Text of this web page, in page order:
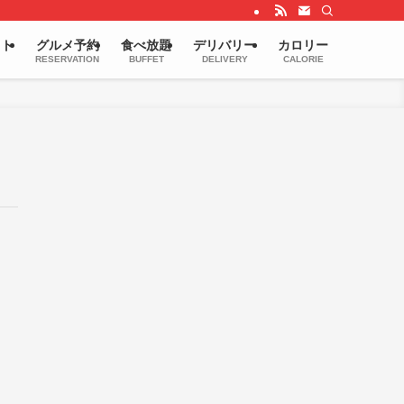
グルメ予約
RESERVATION
食べ放題
BUFFET
デリバリー
DELIVERY
カロリー
CALORIE